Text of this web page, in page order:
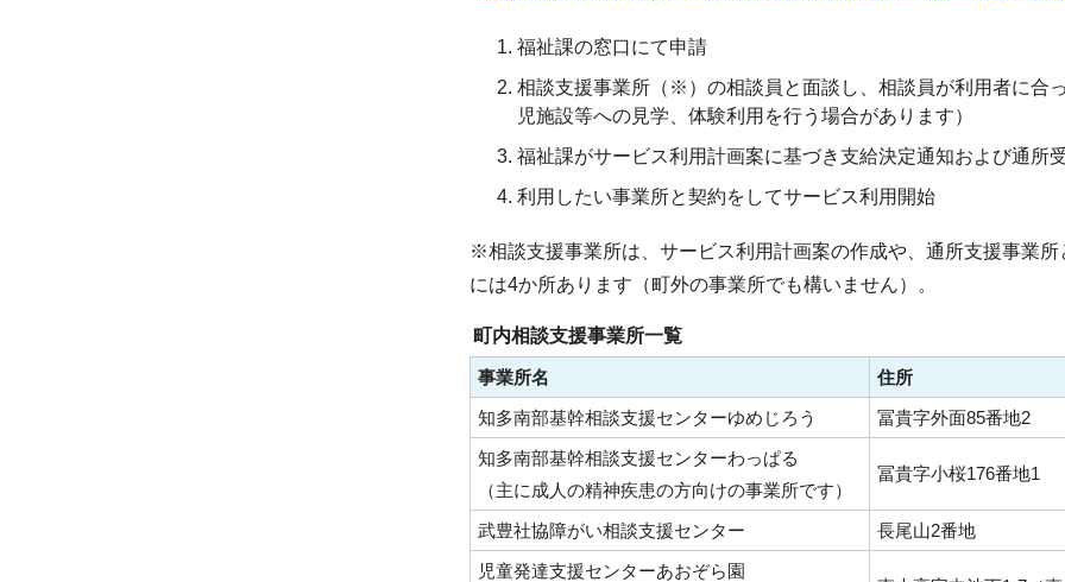
福祉課の窓口にて申請
相談支援事業所（※）の相談員と面談し、相談員が利用者に合
児施設等への見学、体験利用を行う場合があります）
福祉課がサービス利用計画案に基づき支給決定通知および通所
利用したい事業所と契約をしてサービス利用開始
※相談支援事業所は、サービス利用計画案の作成や、通所支援事業
には4か所あります（町外の事業所でも構いません）。
町内相談支援事業所一覧
事業所名
住所
知多南部基幹相談支援センターゆめじろう
冨貴字外面85番地2
知多南部基幹相談支援センターわっぱる
（主に成人の精神疾患の方向けの事業所です）
冨貴字小桜176番地1
武豊社協障がい相談支援センター
長尾山2番地
児童発達支援センターあおぞら園